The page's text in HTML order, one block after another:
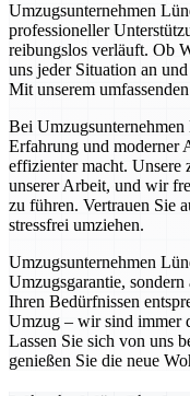
Umzugsunternehmen
professioneller
reibungslos verläuft. Ob
uns jeder Situation an
Mit unserem
Bei
Erfahrung und moderner
effizienter macht. Unsere
unserer Arbeit, und wir
zu führen. Vertrauen Sie
stressfrei umziehen.
Umzugsunternehmen
Umzugsgarantie,
Ihren Bedürfnissen
Umzug – wir sind immer
Lassen Sie sich von uns
genießen Sie die neue